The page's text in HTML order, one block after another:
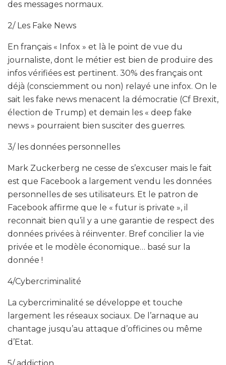
des messages normaux.
2/ Les Fake News
En français « Infox » et là le point de vue du
journaliste, dont le métier est bien de produire des
infos vérifiées est pertinent. 30% des français ont
déjà (consciemment ou non) relayé une infox. On le
sait les fake news menacent la démocratie (Cf Brexit,
élection de Trump) et demain les « deep fake
news » pourraient bien susciter des guerres.
3/ les données personnelles
Mark Zuckerberg ne cesse de s’excuser mais le fait
est que Facebook a largement vendu les données
personnelles de ses utilisateurs. Et le patron de
Facebook affirme que le « futur is private », il
reconnait bien qu’il y a une garantie de respect des
données privées à réinventer. Bref concilier la vie
privée et le modèle économique… basé sur la
donnée !
4/Cybercriminalité
La cybercriminalité se développe et touche
largement les réseaux sociaux. De l’arnaque au
chantage jusqu’au attaque d’officines ou même
d’Etat.